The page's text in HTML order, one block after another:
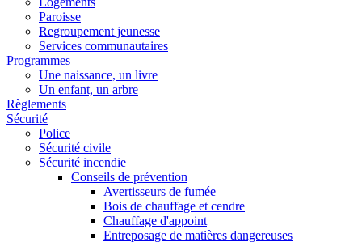
Paroisse
Regroupement jeunesse
Services communautaires
Programmes
Une naissance, un livre
Un enfant, un arbre
Règlements
Sécurité
Police
Sécurité civile
Sécurité incendie
Conseils de prévention
Avertisseurs de fumée
Bois de chauffage et cendre
Chauffage d'appoint
Entreposage de matières dangereuses